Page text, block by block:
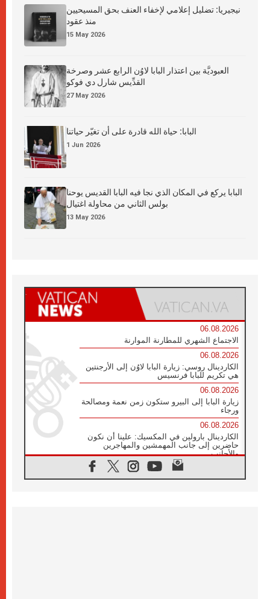
نيجيريا: تضليل إعلامي لإخفاء العنف بحق المسيحيين
منذ عقود
15 May 2026
العبوديَّة بين اعتذار البابا لاوُن الرابع عشر وصرخة
القدِّيس شارل دي فوكو
27 May 2026
البابا: حياة الله قادرة على أن تغيّر حياتنا
1 Jun 2026
البابا يركع في المكان الذي نجا فيه البابا القديس يوحنا
بولس الثاني من محاولة اغتيال
13 May 2026
06.08.2026
الاجتماع الشهري للمطارنة الموارنة
06.08.2026
الكاردينال روسي: زيارة البابا لاوُن إلى الأرجنتين
هي تكريم للبابا فرنسيس
06.08.2026
زيارة البابا إلى البيرو ستكون زمن نعمة ومصالحة
ورجاء
06.08.2026
الكاردينال بارولين في المكسيك: علينا أن نكون
حاضرين إلى جانب المهمشين والمهاجرين
والأجانب
البابا لاوُن الرابع عشر للشباب في أسيزي: